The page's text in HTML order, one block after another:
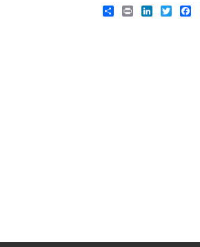
Facebook
Twitter
LinkedIn
Print